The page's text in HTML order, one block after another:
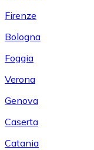
Firenze
Bologna
Foggia
Verona
Genova
Caserta
Catania